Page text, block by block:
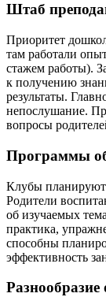
Штаб
Приоритет
там работали
стажем работы).
к получению
результаты.
непослушание.
вопросы
Программы
Клубы планируют
Родители
об изучаемых
практика,
способны
эффективность